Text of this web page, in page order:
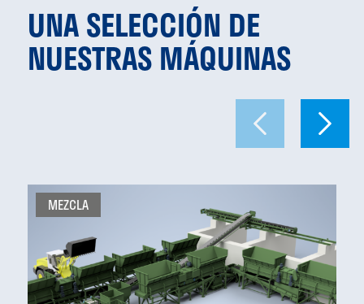
UNA SELECCIÓN DE
NUESTRAS MÁQUINAS
MEZCLA